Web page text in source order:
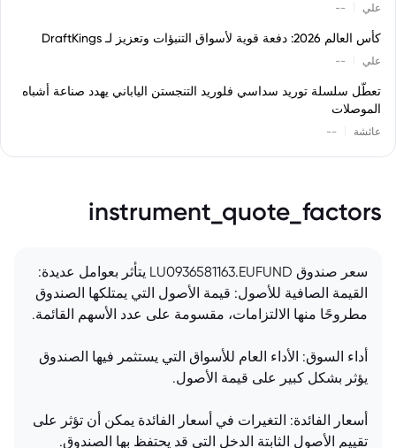
علي --
كأس العالم 2026: دفعة قوية لأسواق التنبؤات وتعزيز لـ DraftKings
علي --
تعطّل سلسلة توريد سداسي فلوريد التنجستن الياباني يهدد صناعة أشباه
الموصلات
عائشة --
instrument_quote_factors
سعر صندوق LU0936581163.EUFUND يتأثر بعوامل عديدة:
القيمة الصافية للأصول: قيمة الأصول التي يمتلكها الصندوق
مطروحًا منها الالتزامات، مقسومة على عدد الأسهم القائمة.
أداء السوق: الأداء العام للأسواق التي يستثمر فيها الصندوق
يؤثر بشكل كبير على قيمة الأصول.
أسعار الفائدة: التغيرات في أسعار الفائدة يمكن أن تؤثر على
تقييم الأصول الثابتة الدخل التي قد يحتفظ بها الصندوق.